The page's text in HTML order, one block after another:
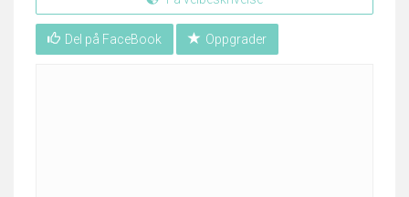
Del på FaceBook Oppgrader